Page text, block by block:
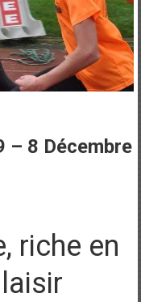
– 8 Décembre
riche en